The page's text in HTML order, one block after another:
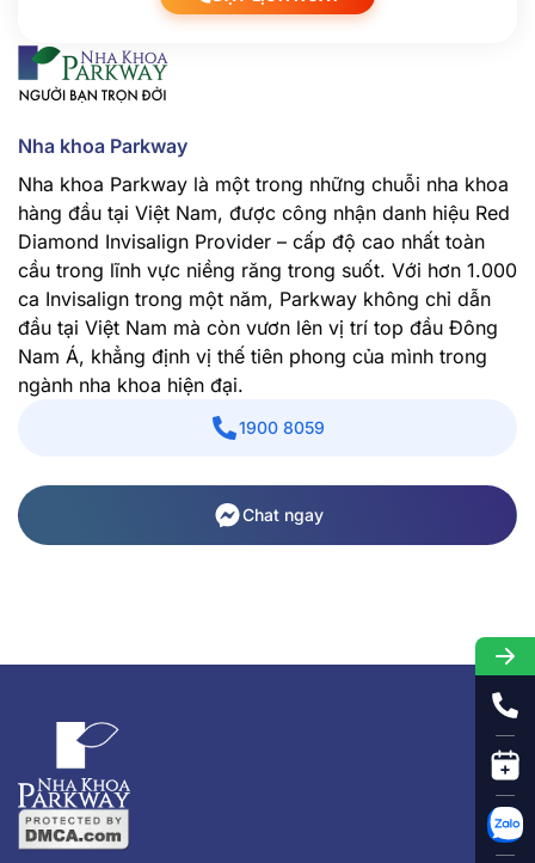
Nha khoa Parkway
Nha khoa Parkway là một trong những chuỗi nha khoa
hàng đầu tại Việt Nam, được công nhận danh hiệu Red
Diamond Invisalign Provider – cấp độ cao nhất toàn
cầu trong lĩnh vực niềng răng trong suốt. Với hơn 1.000
ca Invisalign trong một năm, Parkway không chỉ dẫn
đầu tại Việt Nam mà còn vươn lên vị trí top đầu Đông
Nam Á, khẳng định vị thế tiên phong của mình trong
ngành nha khoa hiện đại.
1900 8059
Chat ngay